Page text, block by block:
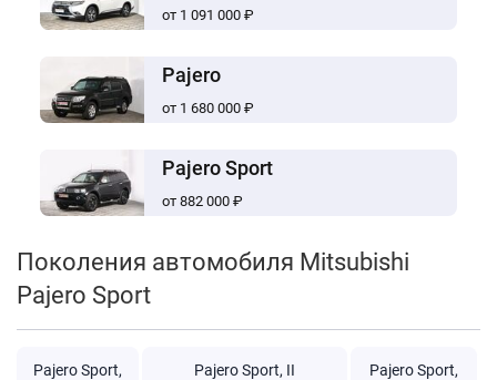
от 1 091 000 ₽
Pajero
от 1 680 000 ₽
Pajero Sport
от 882 000 ₽
Поколения автомобиля Mitsubishi
Pajero Sport
Pajero Sport,
Pajero Sport, II
Pajero Sport,